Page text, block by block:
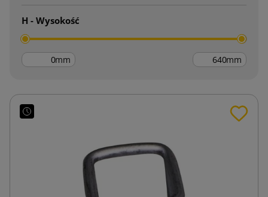
H - Wysokość
mm mm